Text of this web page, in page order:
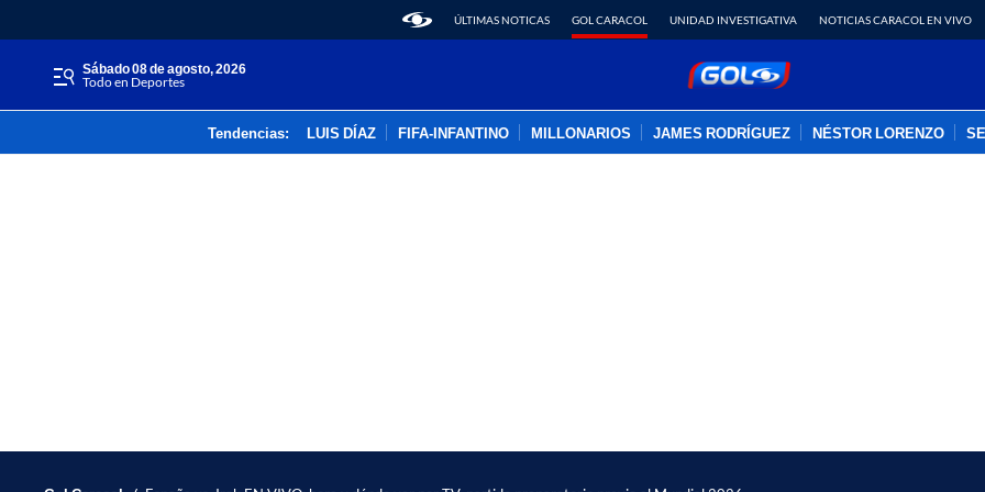
ÚLTIMAS NOTICAS GOL CARACOL UNIDAD INVESTIGATIVA NOTICIAS CARACOL EN VIVO
sábado 08 de agosto, 2026
Todo en Deportes
Tendencias: LUIS DÍAZ FIFA-INFANTINO MILLONARIOS JAMES RODRÍGUEZ NÉSTOR LORENZO